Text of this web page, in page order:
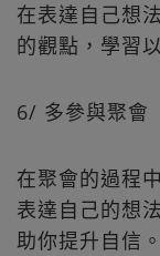
在表達自己想
的觀點，學習
6/ 多參與聚會
在聚會的過程
表達自己的想
助你提升自信。